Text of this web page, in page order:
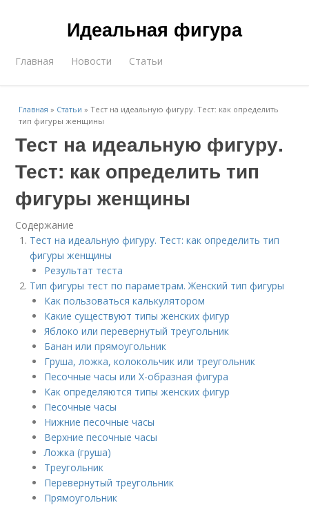
Идеальная фигура
Главная Новости Статьи
Главная » Статьи »Тест на идеальную фигуру. Тест: как определить
тип фигуры женщины
Тест на идеальную фигуру.
Тест: как определить тип
фигуры женщины
Содержание
Тест на идеальную фигуру. Тест: как определить тип
фигуры женщины
Результат теста
Тип фигуры тест по параметрам. Женский тип фигуры
Как пользоваться калькулятором
Какие существуют типы женских фигур
Яблоко или перевернутый треугольник
Банан или прямоугольник
Груша, ложка, колокольчик или треугольник
Песочные часы или Х-образная фигура
Как определяются типы женских фигур
Песочные часы
Нижние песочные часы
Верхние песочные часы
Ложка (груша)
Треугольник
Перевернутый треугольник
Прямоугольник